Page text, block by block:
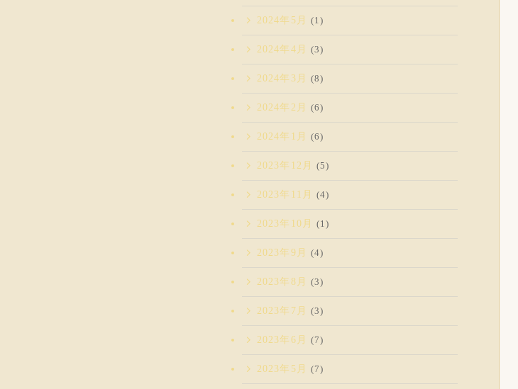
2024年5月 (1)
2024年4月 (3)
2024年3月 (8)
2024年2月 (6)
2024年1月 (6)
2023年12月 (5)
2023年11月 (4)
2023年10月 (1)
2023年9月 (4)
2023年8月 (3)
2023年7月 (3)
2023年6月 (7)
2023年5月 (7)